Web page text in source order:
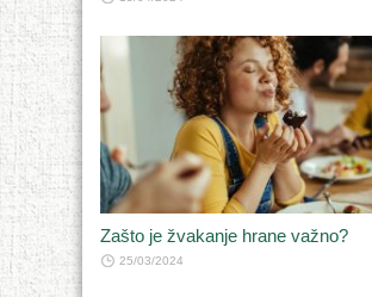
Zašto je žvakanje hrane važno?
25/03/2024